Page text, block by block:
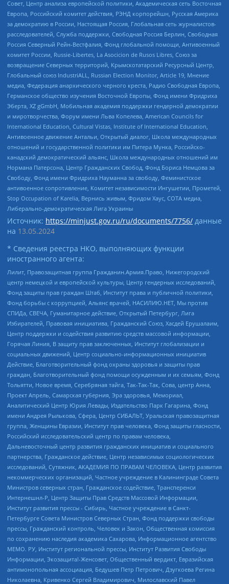
Совет, Центр анализа европейской политики, Академическая сеть Восточная
Европа, Российский комитет действия, РЭНД корпорейшн, Русская Америка
за демократию в России, Настоящая Россия, Глобальная сеть журналистов-
расследователей, Служба поддержки, Свободная Россия Берлин, Свободная
Россия Северный Рейн-Вестфалия, Фонд глобальной помощи, Антивоенный
комитет России, Russie-Libertes, La Asocicion de Rusos Libres, Союз за
возвращение Северных территорий, Крымскотатарский Ресурсный Центр,
Глобальный союз IndustriALL, Russian Election Monitor, Article 19, Мнение
медиа, Федерация анархического черного креста, Радио Свободная Европа,
Германское общество изучения Восточной Европы, Фонд имени Фридриха
Эберта, XZ gGmbH, Мобильная академия поддержки гендерной демократии
и миротворчества, Форум имени Льва Копелева, American Councils for
International Education, Cultural Vistas, Institute of International Education,
Антивоенное движение Антальи, Открытый диалог, Школа международных
отношений и государственной политики им Питера Мунка, Российско-
канадский демократический альянс, Школа международных отношений им
Нормана Патерсона, Центр Гражданских Свобод, Фонд Бориса Немцова за
Свободу, Фонд имени Фридриха Науманна за свободу, Феминистское
антивоенное сопротивление, Комитет независимости Ингушетии, Прометей,
Stop Occupation of Karelia, Вернись живым, Фридом Хаус, СОТА медиа,
Либерально-демократическая Лига Украины
Источник: https://minjust.gov.ru/ru/documents/7756/ данные
на 13.05.2024
* Сведения реестра НКО, выполняющих функции
иностранного агента:
Лилит, Правозащитная группа Гражданин.Армия.Право, Нижегородский
центр немецкой и европейской культуры, Центр гендерных исследований,
Фонд защиты прав граждан Штаб, Институт права и публичной политики,
Фонд борьбы с коррупцией, Альянс врачей, НАСИЛИЮ.НЕТ, Мы против
СПИДа, СВЕЧА, Гуманитарное действие, Открытый Петербург, Лига
Избирателей, Правовая инициатива, Гражданский Союз, Хасдей Ерушалаим,
Центр поддержки и содействия развитию средств массовой информации,
Горячая Линия, В защиту прав заключенных, Институт глобализации и
социальных движений, Центр социально-информационных инициатив
Действие, Благотворительный фонд охраны здоровья и защиты прав
граждан, Благотворительный фонд помощи осужденным и их семьям, Фонд
Тольятти, Новое время, Серебряная тайга, Так-Так-Так, Сова, центр Анна,
Проект Апрель, Самарская губерния, Эра здоровья, Мемориал,
Аналитический Центр Юрия Левады, Издательство Парк Гагарина, Фонд
имени Андрея Рылькова, Сфера, Центр СИБАЛЬТ, Уральская правозащитная
группа, Женщины Евразии, Институт прав человека, Фонд защиты гласности,
Российский исследовательский центр по правам человека,
Дальневосточный центр развития гражданских инициатив и социального
партнерства, Гражданское действие, Центр независимых социологических
исследований, Сутяжник, АКАДЕМИЯ ПО ПРАВАМ ЧЕЛОВЕКА, Центр развития
некоммерческих организаций, Частное учреждение в Калининграде Совета
Министров северных стран, Гражданское содействие, Трансперенси
Интернешнл-Р, Центр Защиты Прав Средств Массовой Информации,
Институт развития прессы - Сибирь, Частное учреждение в Санкт-
Петербурге Совета Министров Северных Стран, Фонд поддержки свободы
прессы, Гражданский контроль, Человек и Закон, Общественная комиссия
по сохранению наследия академика Сахарова, Информационное агентство
МЕМО. РУ, Институт региональной прессы, Институт Развития Свободы
Информации, Экозащита!-Женсовет, Общественный вердикт, Евразийская
антимонопольная ассоциация, Бедушев Петр Петрович, Дзугкоева Регина
Николаевна, Кривенко Сергей Владимирович, Милославский Павел